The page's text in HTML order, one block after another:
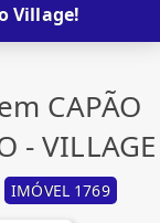
Village!
CAPÃO
- VILLAGE
IMÓVEL 1769